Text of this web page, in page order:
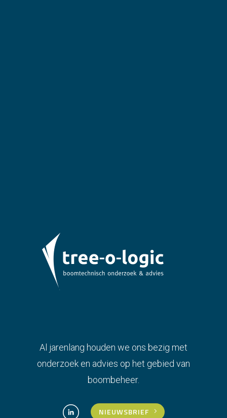
Al jarenlang houden we ons bezig met
onderzoek en advies op het gebied van
boombeheer.
NIEUWSBRIEF